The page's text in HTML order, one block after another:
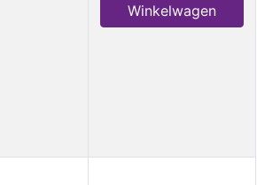
Winkelwagen